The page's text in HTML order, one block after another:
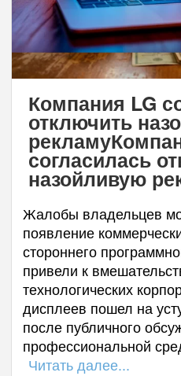
Компания LG
отключить
согласилась
назойливую
Жалобы владельцев
появление
стороннего
привели к
технологических
дисплеев пошел на
после публичного
профессиональной
Читать далее...